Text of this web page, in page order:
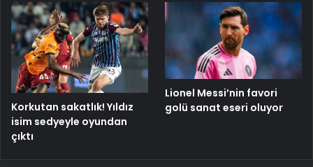
Korkutan sakatlık! Yıldız
isim sedyeyle oyundan
çıktı
Lionel Messi’nin favori
golü sanat eseri oluyor